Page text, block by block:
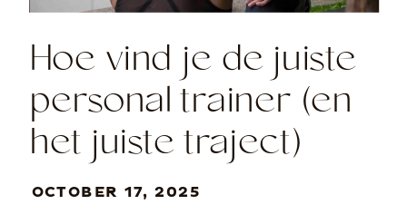
OCTOBER 17, 2025
Hoe vind je de juiste
personal trainer (en
het juiste traject)
voor jóu?